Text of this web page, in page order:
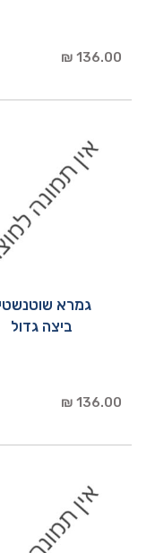
136.00 ₪
גמרא
ביצה גדול
136.00 ₪